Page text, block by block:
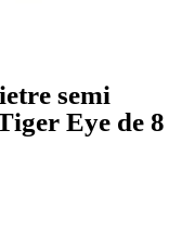
semi
Eye de 8